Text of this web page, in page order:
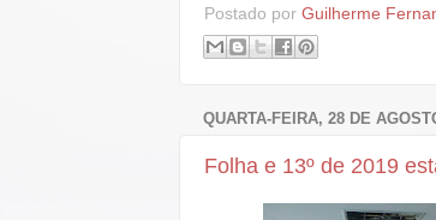
Postado por Guilherme
QUARTA-FEIRA, 28 DE
Folha e 13º de 2019